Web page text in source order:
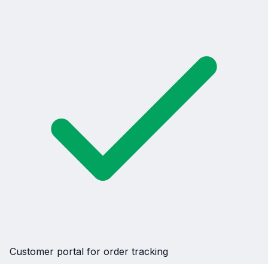
Customer portal for order tracking